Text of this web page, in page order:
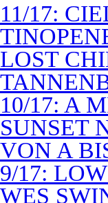
11/17:
LOST
10/17: A
SUNSET
VON A
9/17:
WES